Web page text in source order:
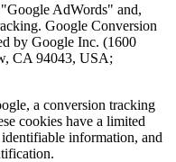
AdWords" and,
Google Conversion
by Google Inc. (1600
CA 94043, USA;
a conversion tracking
cookies have a limited
information, and